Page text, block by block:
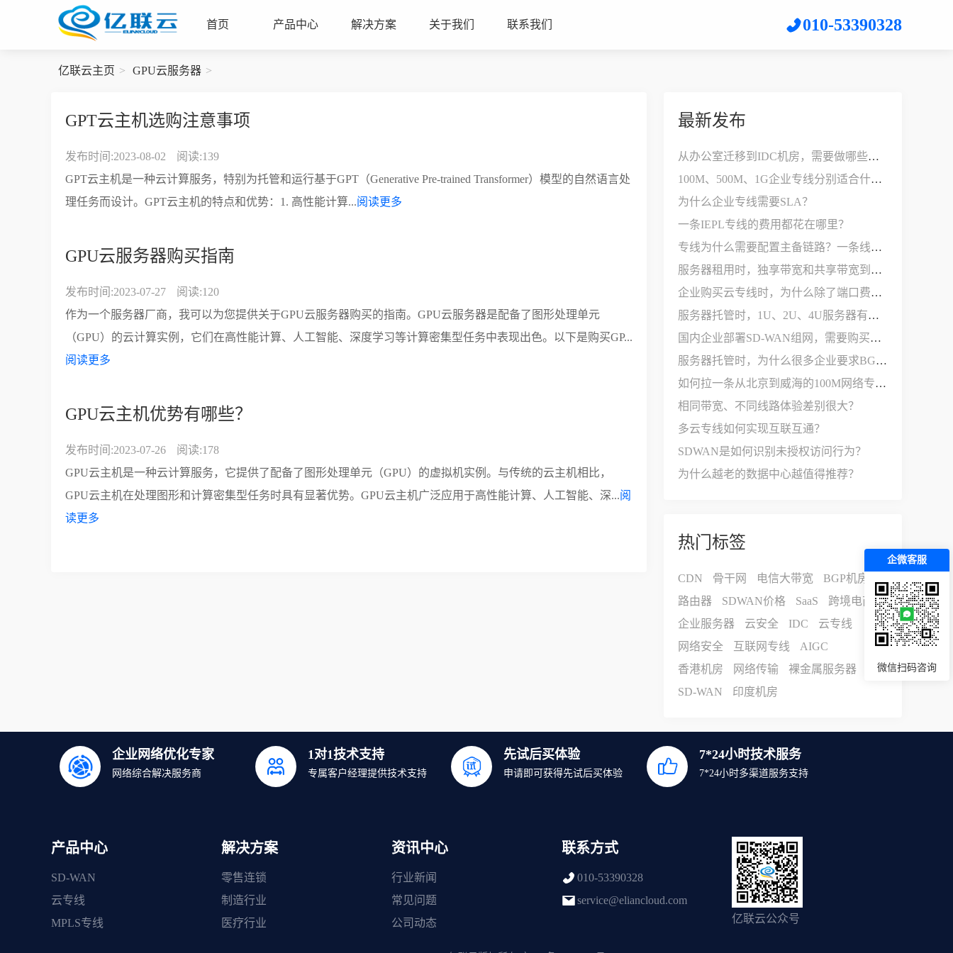
首页 产品中心 解决方案 关于我们 联系我们 010-53390328
亿联云主页 GPU云服务器
GPT云主机选购注意事项
发布时间:2023-08-02
阅读:139
GPT云主机是一种云计算服务，特别为托管和运行基于GPT（Generative Pre-trained Transformer）模型的自然语言处
理任务而设计。GPT云主机的特点和优势：1. 高性能计算...阅读更多
GPU云服务器购买指南
发布时间:2023-07-27
阅读:120
作为一个服务器厂商，我可以为您提供关于GPU云服务器购买的指南。GPU云服务器是配备了图形处理单元
（GPU）的云计算实例，它们在高性能计算、人工智能、深度学习等计算密集型任务中表现出色。以下是购买GP...
阅读更多
GPU云主机优势有哪些？
发布时间:2023-07-26
阅读:178
GPU云主机是一种云计算服务，它提供了配备了图形处理单元（GPU）的虚拟机实例。与传统的云主机相比，
GPU云主机在处理图形和计算密集型任务时具有显著优势。GPU云主机广泛应用于高性能计算、人工智能、深...阅
读更多
最新发布
从办公室迁移到IDC机房，需要做哪些网络改造？
100M、500M、1G企业专线分别适合什么公司？
为什么企业专线需要SLA？
一条IEPL专线的费用都花在哪里？
专线为什么需要配置主备链路？一条线路不够用吗？
服务器租用时，独享带宽和共享带宽到底有什么区别？
企业购买云专线时，为什么除了端口费，还要支付接入费？
服务器托管时，1U、2U、4U服务器有什么区别？
国内企业部署SD-WAN组网，需要购买哪些设备和服务？
服务器托管时，为什么很多企业要求BGP多线接入？
如何拉一条从北京到威海的100M网络专线？
相同带宽、不同线路体验差别很大？
多云专线如何实现互联互通？
SDWAN是如何识别未授权访问行为？
为什么越老的数据中心越值得推荐？
热门标签
CDN 骨干网 电信大带宽
BGP机房
路由器
SDWAN价格 SaaS
跨境电商
企业服务器
云安全 IDC
云专线
网络安全
互联网专线
AIGC
香港机房
网络传输
裸金属服务器
SD-WAN
印度机房
企业网络优化专家
网络综合解决服务商
1对1技术支持
专属客户经理提供技术支持
先试后买体验
申请即可获得先试后买体验
7*24小时技术服务
7*24小时多渠道服务支持
产品中心
SD-WAN
云专线
MPLS专线
解决方案
零售连锁
制造行业
医疗行业
资讯中心
行业新闻
常见问题
公司动态
联系方式
010-53390328
service@eliancloud.com
亿联云公众号
企微客服
微信扫码咨询